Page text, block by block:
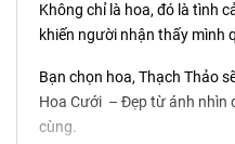
Không chỉ là hoa, đó là tình
khiến người nhận thấy mình
Bạn chọn hoa, Thạch Thảo
Hoa Cưới – Đẹp từ ánh nhìn
cùng.